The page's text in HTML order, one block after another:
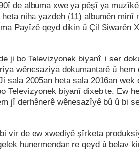
de albuma xwe ya pêşî ya
niha yazdeh (11) albumên minî
Payîzê qeyd dikin û Çil Siwarên
ji bo Televizyonek biyanî li ser
wênesaziya dokumantarê û
sala 2005an heta sala 2016an wek
Televizyonek biyanî dixebite. Ew
jî derhênerê wênesazîyê bû û bi
vir de ew xwediyê şîrketa
hunermendan re qeyd û belav